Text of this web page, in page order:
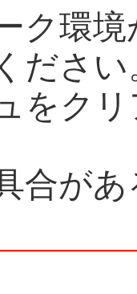
ク環境
ださい
をクリ
合があ